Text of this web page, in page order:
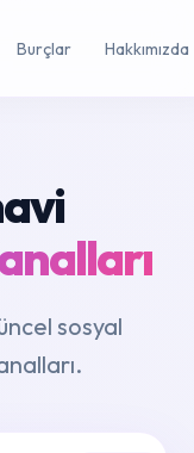
Burçlar Hakkımızda
sosyal